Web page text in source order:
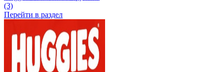
(3)
Перейти в раздел